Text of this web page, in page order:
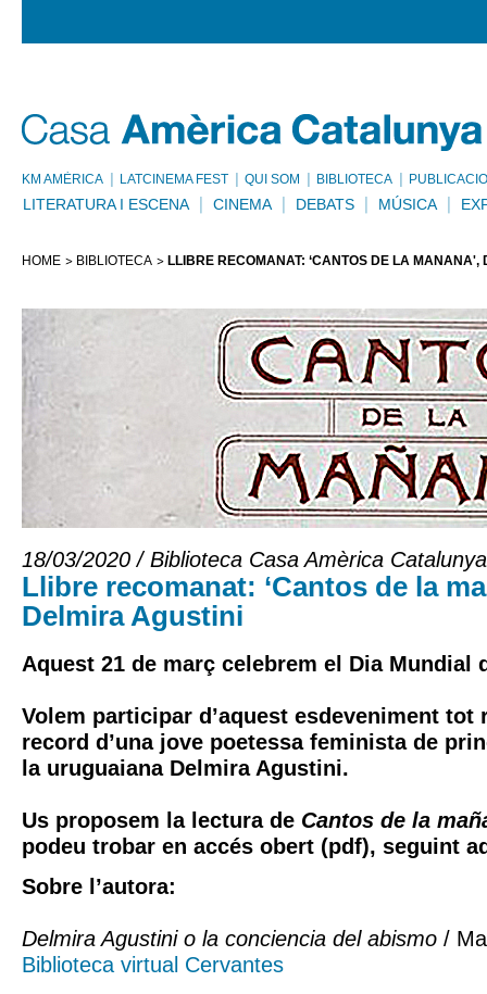
KM AMÈRICA LATCINEMA FEST QUI SOM BIBLIOTECA
LITERATURA I ESCENA CINEMA DEBATS MÚSICA
HOME BIBLIOTECA LLIBRE RECOMANAT: ‘CANTOS DE LA MAÑANA',
18/03/2020 / Biblioteca Casa Amèrica Catalunya
Llibre recomanat: ‘Cantos de la
Delmira Agustini
Aquest 21 de març celebrem el Dia Mundial
Volem participar d’aquest esdeveniment tot
record d’una jove poetessa feminista de
la uruguaiana Delmira Agustini.
Us proposem la lectura de Cantos de la
podeu trobar en accés obert (pdf), seguint
Sobre l’autora:
Delmira Agustini o la conciencia del abismo /
Biblioteca virtual Cervantes